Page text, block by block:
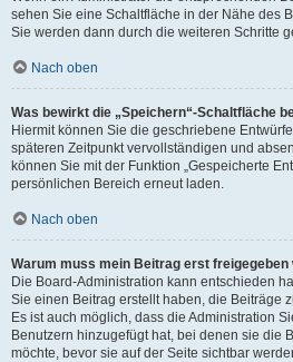
sehen Sie eine Schaltfläche in der Nähe des
Sie werden dann durch die weiteren Schritte
Nach oben
Was bewirkt die „Speichern“-Schaltfläche
Hiermit können Sie die geschriebene
späteren Zeitpunkt vervollständigen und
können Sie mit der Funktion „Gespeicherte
persönlichen Bereich erneut laden.
Nach oben
Warum muss mein Beitrag erst freigegeben
Die Board-Administration kann entschieden
Sie einen Beitrag erstellt haben, die Beiträge
Es ist auch möglich, dass die Administration
Benutzern hinzugefügt hat, bei denen sie die
möchte, bevor sie auf der Seite sichtbar